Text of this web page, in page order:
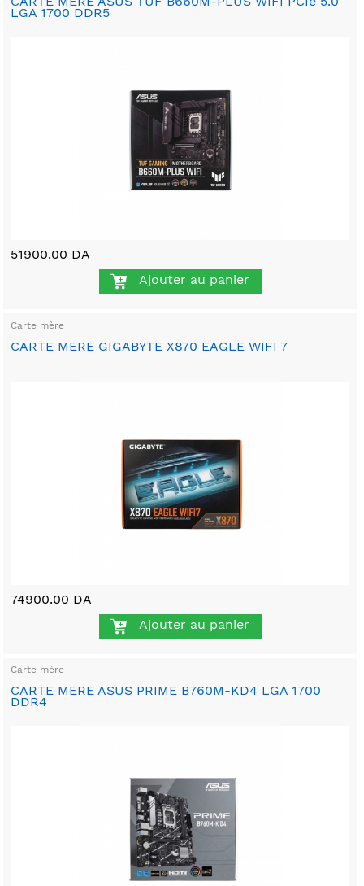
LGA 1700 DDR5
51900.00 DA
Ajouter au panier
Carte mère
CARTE MERE GIGABYTE X870 EAGLE WIFI 7
74900.00 DA
Ajouter au panier
Carte mère
CARTE MERE ASUS PRIME B760M-KD4 LGA 1700
DDR4